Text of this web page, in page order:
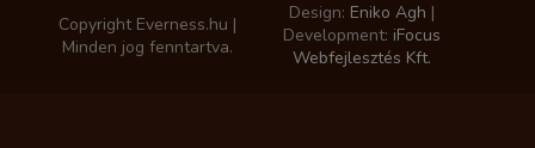
Copyright Everness.hu |
Minden jog fenntartva.
Design: Eniko Agh |
Development: iFocus
Webfejlesztés Kft.